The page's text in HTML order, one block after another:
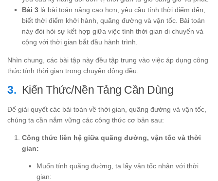
Bài 3 là bài toán nâng cao hơn, yêu cầu tính thời điểm đến,
biết thời điểm khởi hành, quãng đường và vận tốc. Bài toán
này đòi hỏi sự kết hợp giữa việc tính thời gian di chuyển và
cộng với thời gian bắt đầu hành trình.
Nhìn chung, các bài tập này đều tập trung vào việc áp dụng công
thức tính thời gian trong chuyển động đều.
Kiến Thức/Nền Tảng Cần Dùng
Để giải quyết các bài toán về thời gian, quãng đường và vận tốc,
chúng ta cần nắm vững các công thức cơ bản sau:
Công thức liên hệ giữa quãng đường, vận tốc và thời
gian:
Muốn tính quãng đường, ta lấy vận tốc nhân với thời
gian: